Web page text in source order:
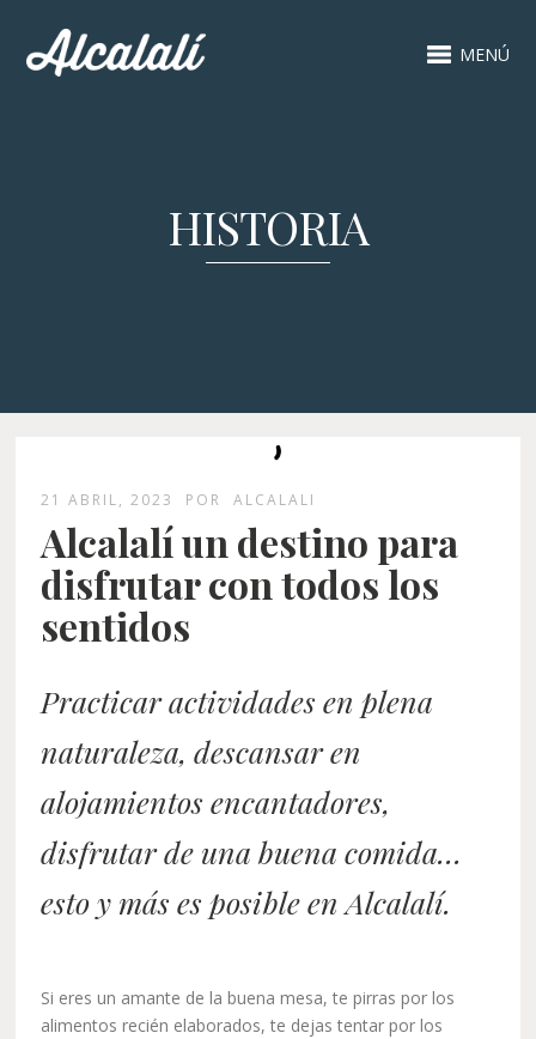
MENÚ
HISTORIA
21 ABRIL, 2023 POR ALCALALI
Alcalalí un destino para
disfrutar con todos los
sentidos
Practicar actividades en plena
naturaleza, descansar en
alojamientos encantadores,
disfrutar de una buena comida…
esto y más es posible en Alcalalí.
Si eres un amante de la buena mesa, te pirras por los
alimentos recién elaborados, te dejas tentar por los